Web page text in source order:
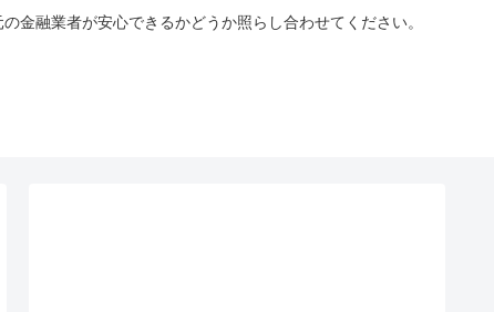
金融業者が安心できるかどうか照らし合わせてください。